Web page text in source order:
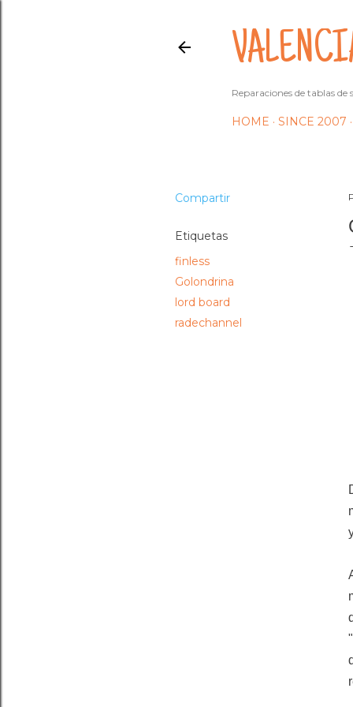
Reparaciones de tablas
HOME SINCE 2007
Compartir
Etiquetas
finless
Golondrina
lord board
radechannel